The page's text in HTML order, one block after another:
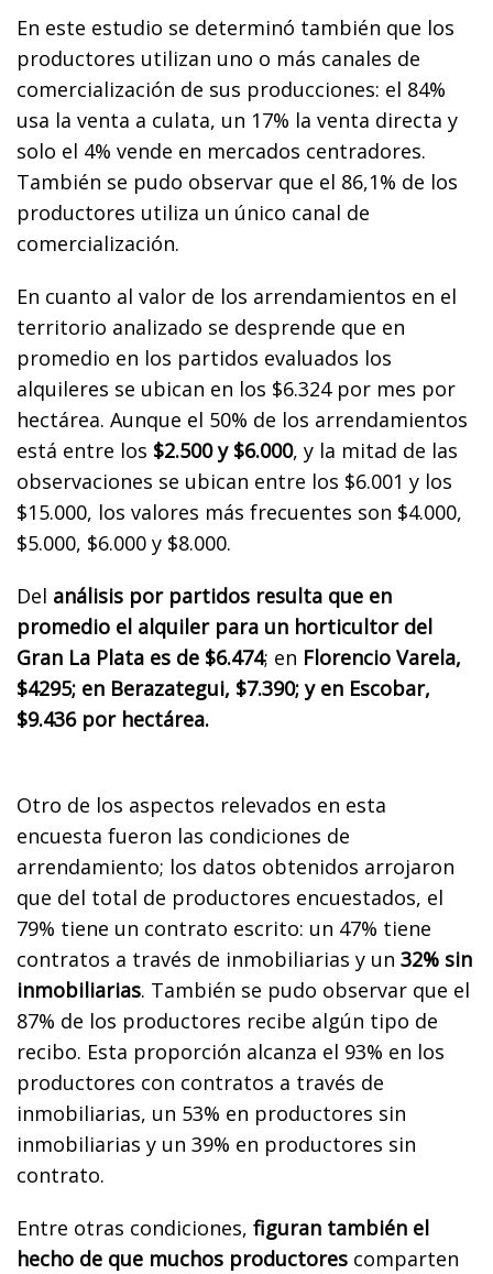
En este estudio se determinó también que los
productores utilizan uno o más canales de
comercialización de sus producciones: el 84%
usa la venta a culata, un 17% la venta directa y
solo el 4% vende en mercados centradores.
También se pudo observar que el 86,1% de los
productores utiliza un único canal de
comercialización.
En cuanto al valor de los arrendamientos en el
territorio analizado se desprende que en
promedio en los partidos evaluados los
alquileres se ubican en los $6.324 por mes por
hectárea. Aunque el 50% de los arrendamientos
está entre los $2.500 y $6.000, y la mitad de las
observaciones se ubican entre los $6.001 y los
$15.000, los valores más frecuentes son $4.000,
$5.000, $6.000 y $8.000.
Del análisis por partidos resulta que en
promedio el alquiler para un horticultor del
Gran La Plata es de $6.474; en Florencio Varela,
$4295; en Berazategui, $7.390; y en Escobar,
$9.436 por hectárea.
Otro de los aspectos relevados en esta
encuesta fueron las condiciones de
arrendamiento; los datos obtenidos arrojaron
que del total de productores encuestados, el
79% tiene un contrato escrito: un 47% tiene
contratos a través de inmobiliarias y un 32% sin
inmobiliarias. También se pudo observar que el
87% de los productores recibe algún tipo de
recibo. Esta proporción alcanza el 93% en los
productores con contratos a través de
inmobiliarias, un 53% en productores sin
inmobiliarias y un 39% en productores sin
contrato.
Entre otras condiciones, figuran también el
hecho de que muchos productores comparten